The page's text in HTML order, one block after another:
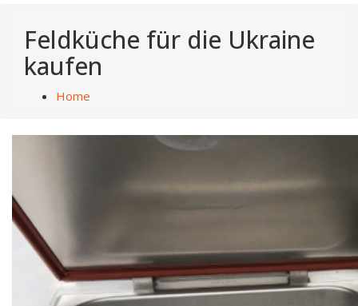
Feldküche für die Ukraine
kaufen
Home